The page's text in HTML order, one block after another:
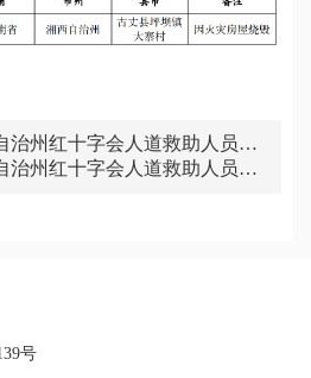
治州红十字会人道救助人员公
治州红十字会人道救助人员公
号